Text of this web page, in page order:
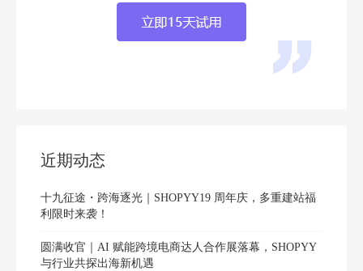
近期动态
十九征途・跨海逐光｜SHOPYY19 周年庆，多重建站福
利限时来袭！
圆满收官｜AI 赋能跨境电商达人合作展落幕，SHOPYY
与行业共探出海新机遇